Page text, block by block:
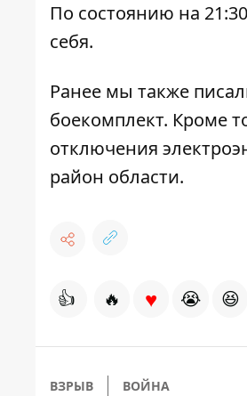
По состоянию на
себя.
Ранее мы также
боекомплект. Кроме
отключения
район области.
👍 🔥 ♥ 😭 😆
ВЗРЫВ ВОЙНА